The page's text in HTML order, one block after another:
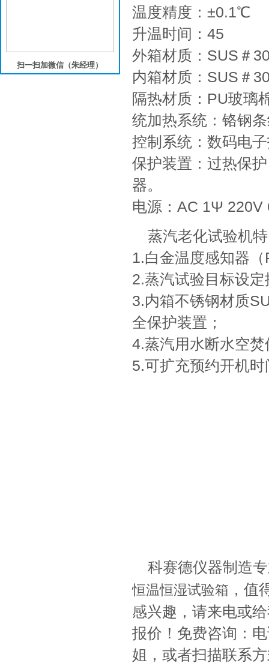
温度精度：±0.1℃
升温时间：45
外箱材质：SUS＃
内箱材质：SUS＃
隔热材质：PU玻璃
统加热系统：铬钢
控制系统：数码电
保护装置：过热保
器。
电源：AC 1Ψ 220V
蒸汽老化试验机
1.白金温度感知器
2.蒸汽试验目标设
3.内箱不锈钢材质
全保护装置；
4.蒸汽用水断水空
5.可扩充预约开机
科赛德仪器制造
恒温恒湿试验箱 ，值
感兴趣，请来电或
报价！免费咨询：
姐，或者扫描联系
扫一扫加微信（朱经理）